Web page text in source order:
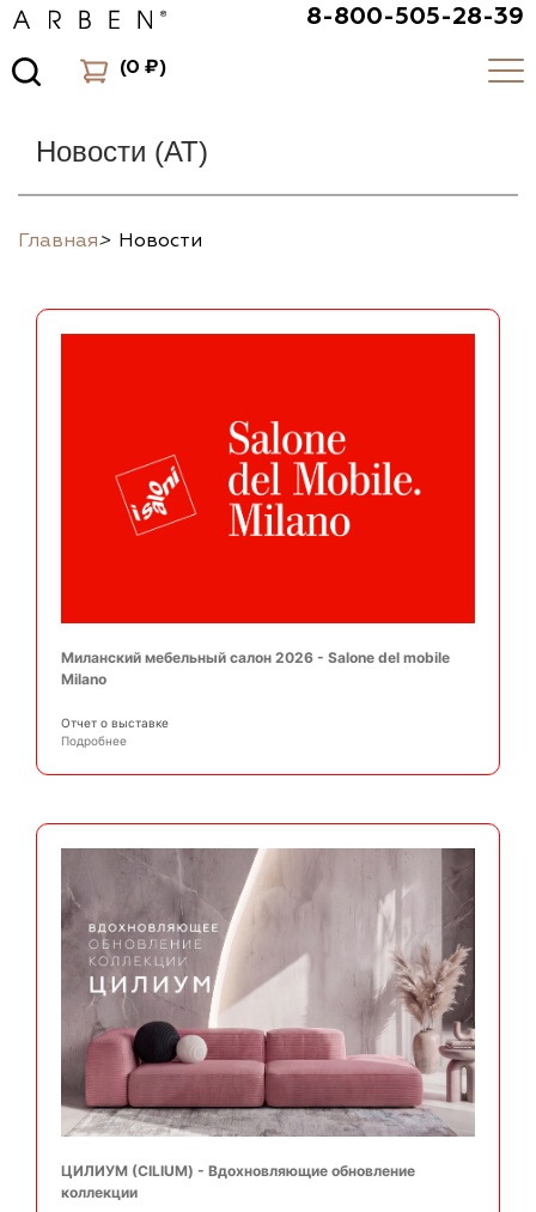
8-800-505-28-39
(0 ₽)
Новости (AT)
Главная> Новости
Миланский мебельный салон 2026 - Salone del mobile
Milano
Отчет о выставке
Подробнее
ЦИЛИУМ (CILIUM) - Вдохновляющие обновление
коллекции